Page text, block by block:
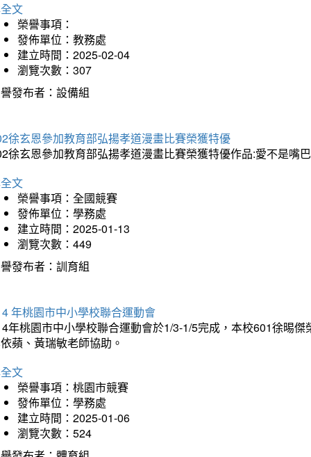
文
榮譽事項：
發佈單位：教務處
建立時間：2025-02-04
瀏覽次數：307
發布者：設備組
徐玄恩參加教育部弘揚孝道漫畫比賽榮獲特優
徐玄恩參加教育部弘揚孝道漫畫比賽榮獲特優作品:愛不是嘴
文
榮譽事項：全國競賽
發佈單位：學務處
建立時間：2025-01-13
瀏覽次數：449
發布者：訓育組
年桃園市中小學校聯合運動會
年桃園市中小學校聯合運動會於1/3-1/5完成，本校601徐晹
蘋、黃瑞敏老師協助。
文
榮譽事項：桃園市競賽
發佈單位：學務處
建立時間：2025-01-06
瀏覽次數：524